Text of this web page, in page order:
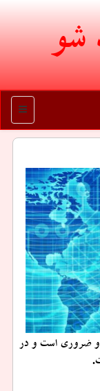
شو
منو
و ضروری است و در